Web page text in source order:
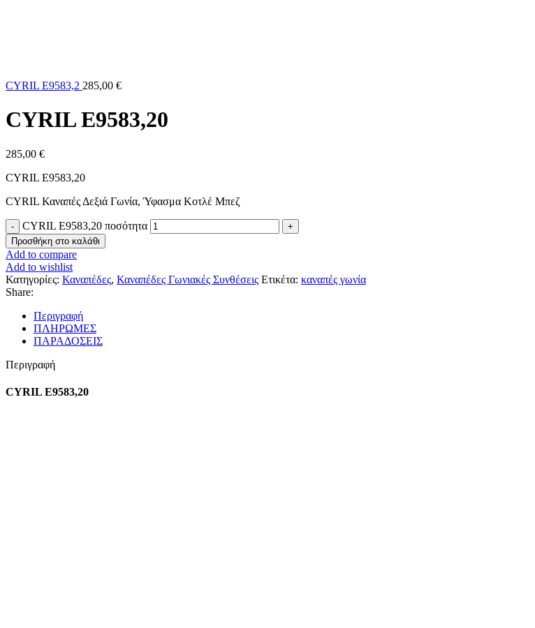
CYRIL Ε9583,2 285,00 €
CYRIL Ε9583,20
285,00 €
CYRIL Ε9583,20
CYRIL Καναπές Δεξιά Γωνία, Ύφασμα Κοτλέ Μπεζ
CYRIL Ε9583,20 ποσότητα
Προσθήκη στο καλάθι
Add to compare
Add to wishlist
Κατηγορίες: Καναπέδες, Καναπέδες Γωνιακές Συνθέσεις Ετικέτα: καναπές γωνία
Share:
Περιγραφή
ΠΛΗΡΩΜΕΣ
ΠΑΡΑΔΟΣΕΙΣ
Περιγραφή
CYRIL Ε9583,20